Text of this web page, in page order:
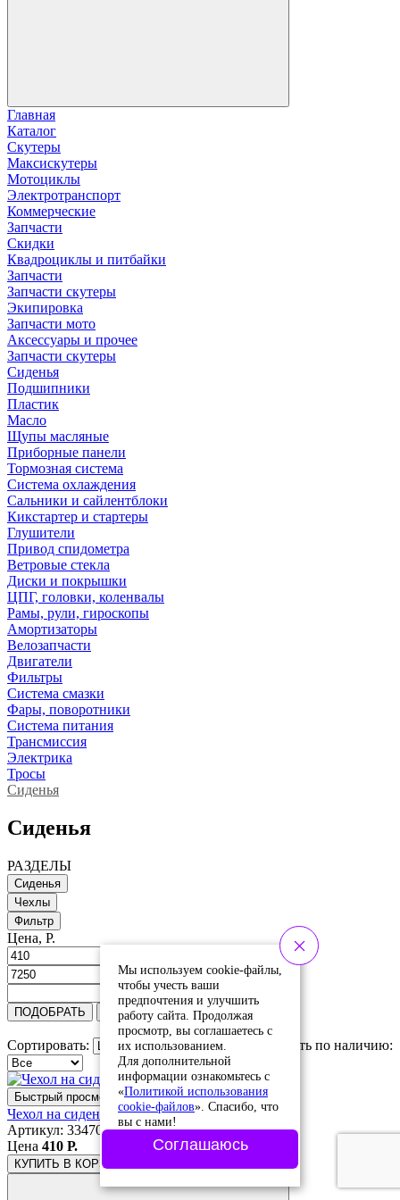
Главная
Каталог
Скутеры
Максискутеры
Мотоциклы
Электротранспорт
Коммерческие
Запчасти
Скидки
Квадроциклы и питбайки
Запчасти
Запчасти скутеры
Экипировка
Запчасти мото
Аксессуары и прочее
Запчасти скутеры
Сиденья
Подшипники
Пластик
Масло
Щупы масляные
Приборные панели
Тормозная система
Система охлаждения
Сальники и сайлентблоки
Кикстартер и стартеры
Глушители
Привод спидометра
Ветровые стекла
Диски и покрышки
ЦПГ, головки, коленвалы
Рамы, рули, гироскопы
Амортизаторы
Велозапчасти
Двигатели
Фильтры
Система смазки
Фары, поворотники
Система питания
Трансмиссия
Электрика
Тросы
Сиденья
Сиденья
РАЗДЕЛЫ
Сиденья
Чехлы
Фильтр
Цена, Р.
ПОДОБРАТЬ Сбросить
Сортировать: Сортировать по наличию:
Быстрый просмотр
Чехол на сиденье Honda Lead 100 JF06
Артикул: 334707
Цена 410 Р.
КУПИТЬ В КОРЗИНЕ
Мы используем cookie-файлы,
чтобы учесть ваши
предпочтения и улучшить
работу сайта. Продолжая
просмотр, вы соглашаетесь с
их использованием.
Для дополнительной
информации ознакомьтесь с
«Политикой использования
cookie-файлов». Спасибо, что
вы с нами!
Соглашаюсь